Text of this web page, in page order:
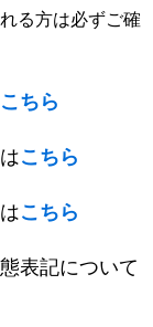
る方は必ずご確
こちら
こちら
こちら
表記について